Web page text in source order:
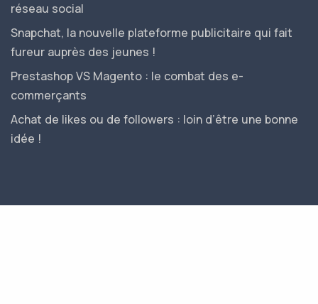
réseau social
Snapchat, la nouvelle plateforme publicitaire qui fait
fureur auprès des jeunes !
Prestashop VS Magento : le combat des e-
commerçants
Achat de likes ou de followers : loin d’être une bonne
idée !